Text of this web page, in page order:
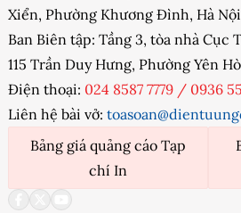
Xiển, Phường Khương Đình, Hà Nội
Ban Biên tập: Tầng 3, tòa nhà Cục
115 Trần Duy Hưng, Phường Yên
Điện thoại: 024 8587 7779 / 0936
Liên hệ bài vở:
Bảng giá quảng cáo Tạp
chí In